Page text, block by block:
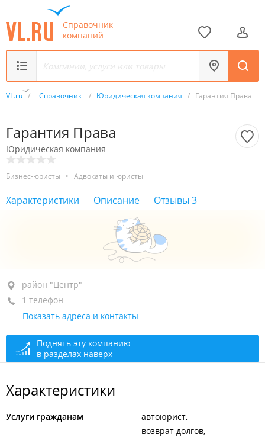
Справочник
компаний
VL.ru / Справочник / Юридическая компания / Гарантия Права
Гарантия Права
Юридическая компания
Бизнес-юристы • Адвокаты и юристы
Характеристики Описание Отзывы 3
район "Центр", ул. Светланская, 109
отдельный вход со стороны ул. Пушкинская, 63
+7 914 707-33-18
сегодня закрыто
район "Центр"
1 телефон
Показать адреса и контакты
Поднять эту компанию
в разделах наверх
Характеристики
Услуги гражданам
автоюрист
возврат долгов